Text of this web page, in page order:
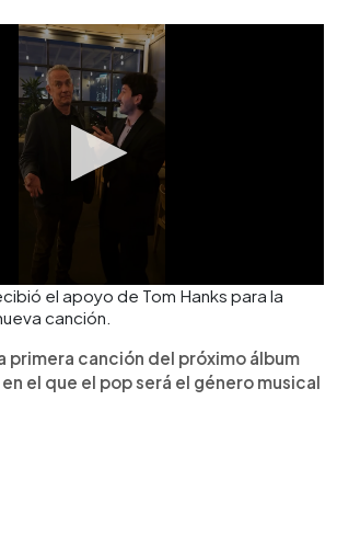
el apoyo de Tom Hanks para la
canción.
primera canción del próximo álbum
en el que el pop será el género musical